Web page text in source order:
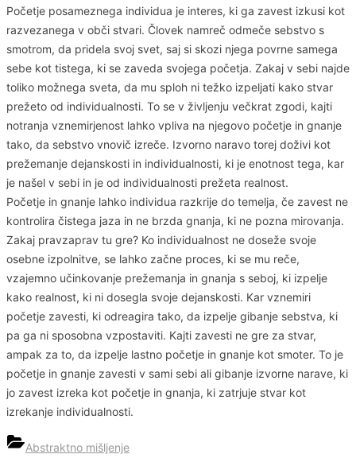
Početje posameznega individua je interes, ki ga zavest izkusi kot
razvezanega v obči stvari. Človek namreč odmeče sebstvo s
smotrom, da pridela svoj svet, saj si skozi njega povrne samega
sebe kot tistega, ki se zaveda svojega početja. Zakaj v sebi najde
toliko možnega sveta, da mu sploh ni težko izpeljati kako stvar
prežeto od individualnosti. To se v življenju večkrat zgodi, kajti
notranja vznemirjenost lahko vpliva na njegovo početje in gnanje
tako, da sebstvo vnovič izreče. Izvorno naravo torej doživi kot
prežemanje dejanskosti in individualnosti, ki je enotnost tega, kar
je našel v sebi in je od individualnosti prežeta realnost.
Početje in gnanje lahko individua razkrije do temelja, če zavest ne
kontrolira čistega jaza in ne brzda gnanja, ki ne pozna mirovanja.
Zakaj pravzaprav tu gre? Ko individualnost ne doseže svoje
osebne izpolnitve, se lahko začne proces, ki se mu reče,
vzajemno učinkovanje prežemanja in gnanja s seboj, ki izpelje
kako realnost, ki ni dosegla svoje dejanskosti. Kar vznemiri
početje zavesti, ki odreagira tako, da izpelje gibanje sebstva, ki
pa ga ni sposobna vzpostaviti. Kajti zavesti ne gre za stvar,
ampak za to, da izpelje lastno početje in gnanje kot smoter. To je
početje in gnanje zavesti v sami sebi ali gibanje izvorne narave, ki
jo zavest izreka kot početje in gnanja, ki zatrjuje stvar kot
izrekanje individualnosti.
Abstraktno mišljenje